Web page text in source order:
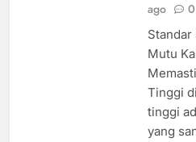
ago
0
Standar
Mutu
Tinggi
tinggi
yang